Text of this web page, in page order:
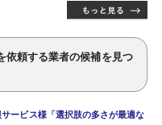
依頼する業者の候補を見つ
ービス様「選択肢の多さが最適な